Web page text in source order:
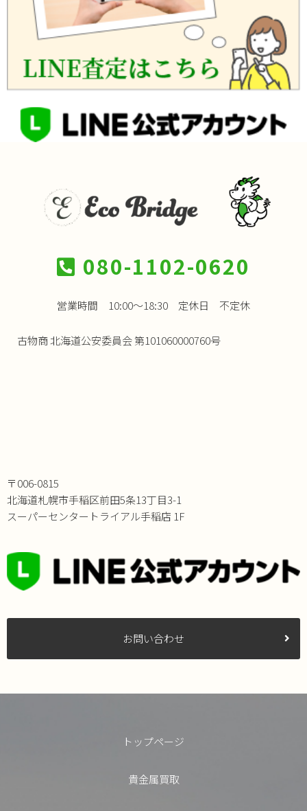
080-1102-0620
営業時間 10:00～18:30 定休日 不定休
古物商 北海道公安委員会 第101060000760号
〒006-0815
北海道札幌市手稲区前田5条13丁目3-1
スーパーセンタートライアル手稲店 1F
お問い合わせ
トップページ
貴金属買取